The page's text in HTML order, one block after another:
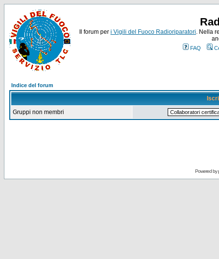
Il forum per i Vigili del Fuoco Radioriparatori. Nella
FAQ
Indice del forum
Gruppi non membri
Powered by